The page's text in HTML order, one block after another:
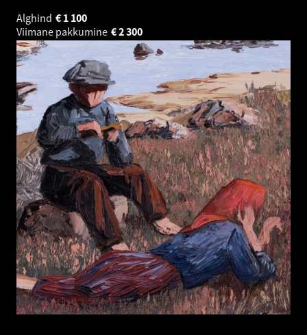
Alghind
1 100
€
Viimane pakkumine
2 300
€